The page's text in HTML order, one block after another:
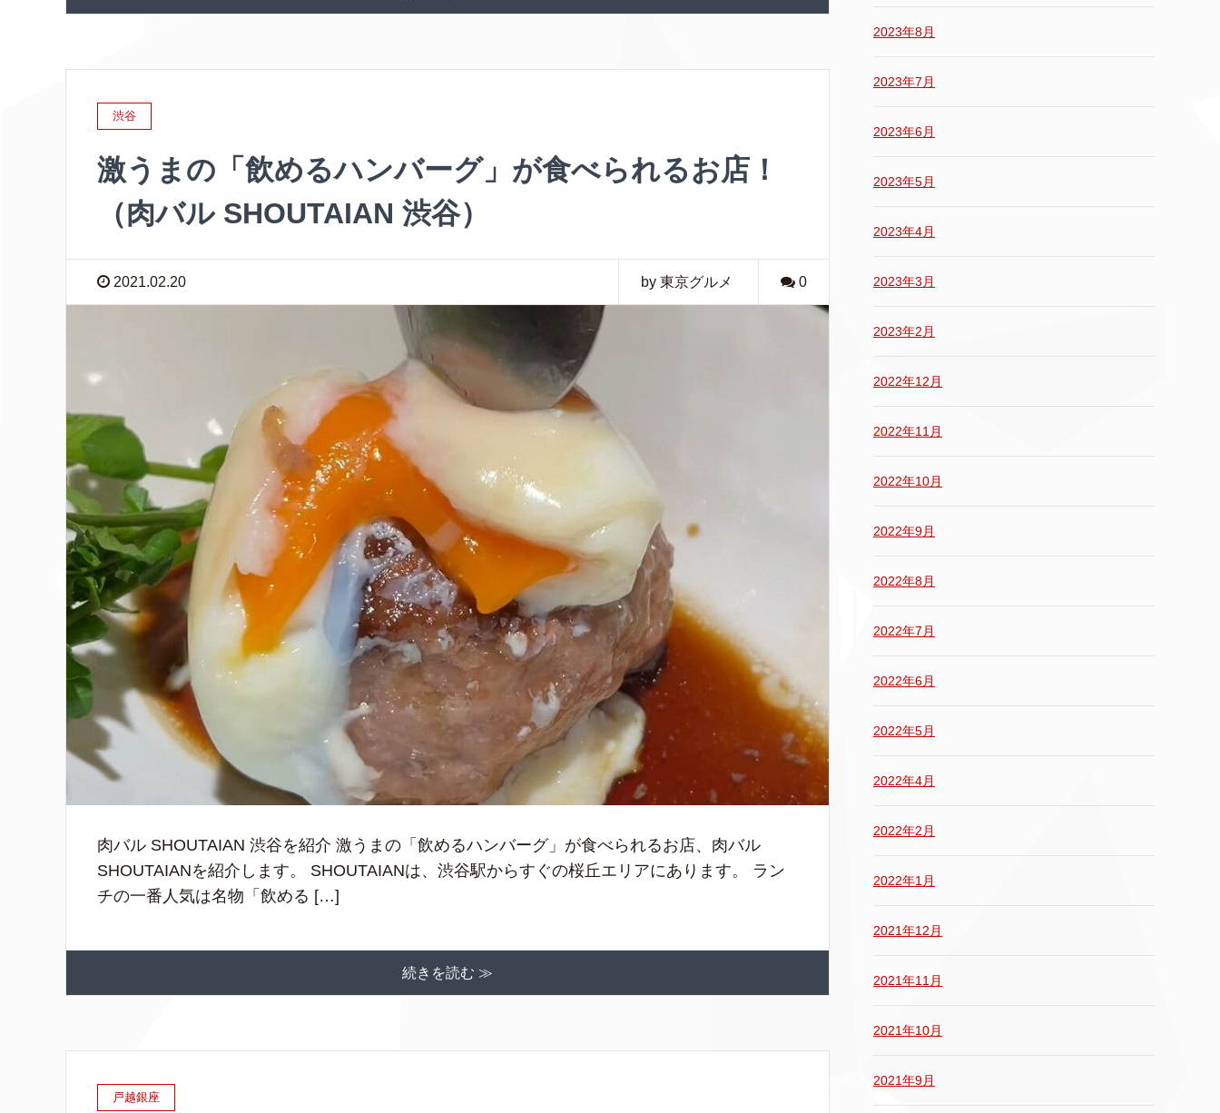
渋谷
激うまの「飲めるハンバーグ」が食べられるお店！
（肉バル SHOUTAIAN 渋谷）
2021.02.20 by 東京グルメ 0
肉バル SHOUTAIAN 渋谷を紹介 激うまの「飲めるハンバーグ」が食べられるお店、肉バル
SHOUTAIANを紹介します。 SHOUTAIANは、渋谷駅からすぐの桜丘エリアにあります。 ラン
チの一番人気は名物「飲める […]
続きを読む ≫
戸越銀座
2023年8月
2023年7月
2023年6月
2023年5月
2023年4月
2023年3月
2023年2月
2022年12月
2022年11月
2022年10月
2022年9月
2022年8月
2022年7月
2022年6月
2022年5月
2022年4月
2022年2月
2022年1月
2021年12月
2021年11月
2021年10月
2021年9月